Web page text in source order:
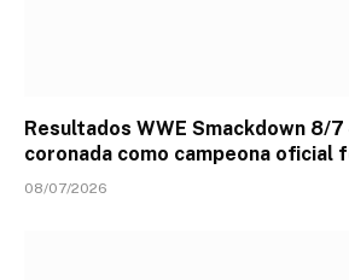
Resultados WWE Smackdown 8/7
coronada como campeona oficial
08/07/2026